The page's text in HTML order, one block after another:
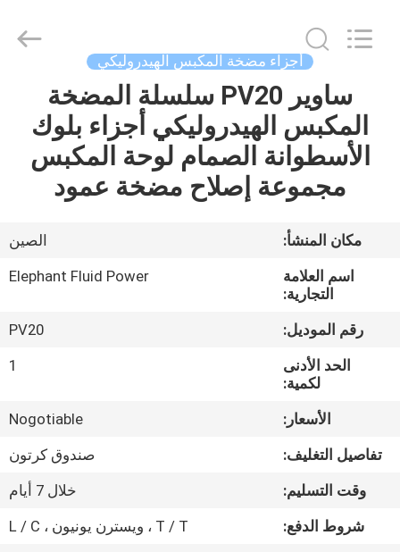
منزل،
بيت
منتجات
معلومات
جولة
مراقبة
الجودة
اتصل
Co.,Ltd.
أجزاء مضخة المكبس الهيدروليكي
ساوير PV20 سلسلة المضخة
المكبس الهيدروليكي أجزاء بلوك
الأسطوانة الصمام لوحة المكبس
مجموعة إصلاح مضخة عمود
مكان المنشأ:
الصين
اسم العلامة
التجارية:
Elephant Fluid Power
رقم الموديل:
PV20
الحد الأدنى
لكمية:
1
الأسعار:
Nogotiable
تفاصيل التغليف:
صندوق كرتون
وقت التسليم:
خلال 7 أيام
شروط الدفع:
T / T ، ويسترن يونيون ، L / C